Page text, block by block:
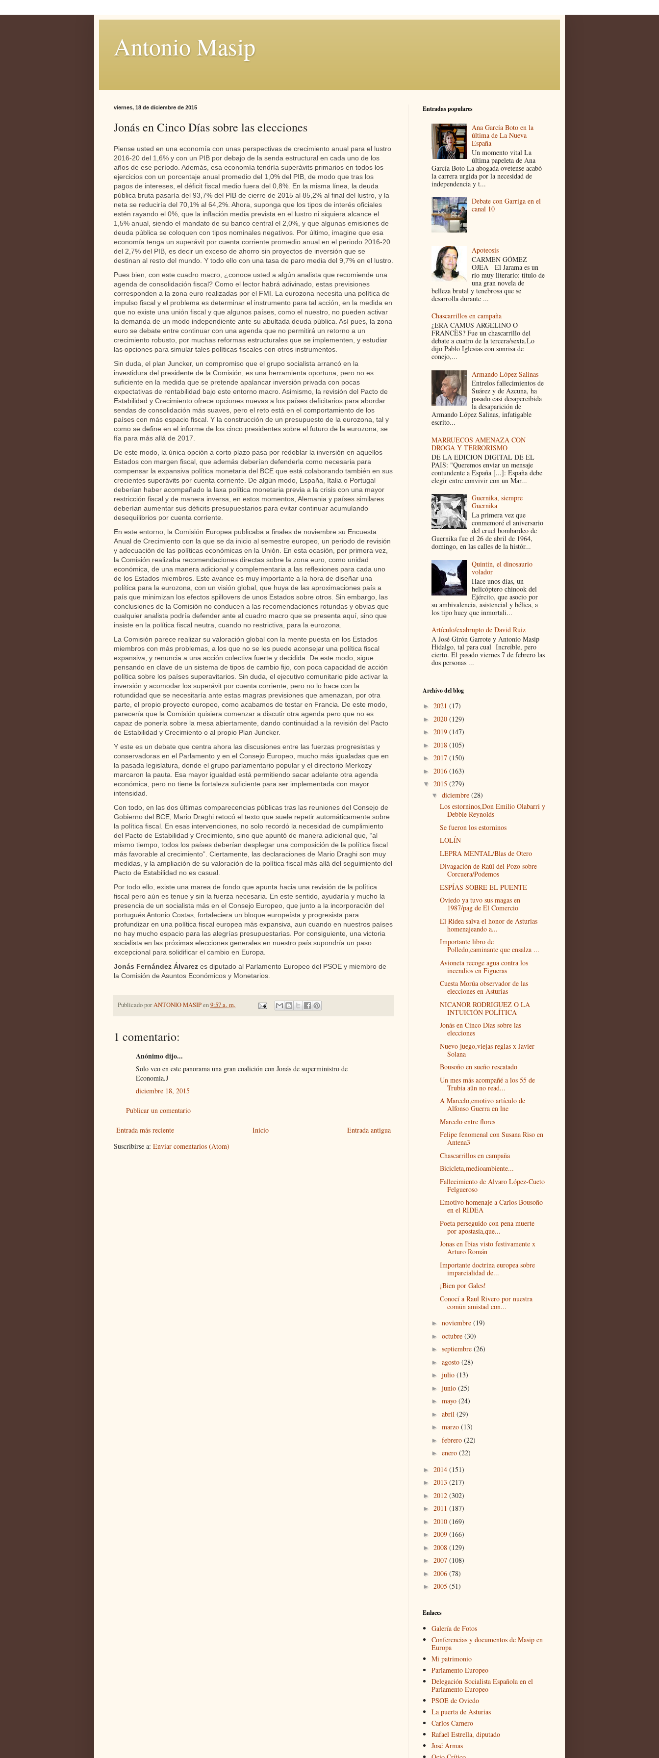
Antonio Masip
viernes, 18 de diciembre de 2015
Jonás en Cinco Días sobre las elecciones
Piense usted en una economía con unas perspectivas de crecimiento anual para el lustro
2016-20 del 1,6% y con un PIB por debajo de la senda estructural en cada uno de los
años de ese período. Además, esa economía tendría superávits primarios en todos los
ejercicios con un porcentaje anual promedio del 1,0% del PIB, de modo que tras los
pagos de intereses, el déficit fiscal medio fuera del 0,8%. En la misma línea, la deuda
pública bruta pasaría del 93,7% del PIB de cierre de 2015 al 85,2% al final del lustro, y la
neta se reduciría del 70,1% al 64,2%. Ahora, suponga que los tipos de interés oficiales
estén rayando el 0%, que la inflación media prevista en el lustro ni siquiera alcance el
1,5% anual, siendo el mandato de su banco central el 2,0%, y que algunas emisiones de
deuda pública se coloquen con tipos nominales negativos. Por último, imagine que esa
economía tenga un superávit por cuenta corriente promedio anual en el periodo 2016-20
del 2,7% del PIB, es decir un exceso de ahorro sin proyectos de inversión que se
destinan al resto del mundo. Y todo ello con una tasa de paro media del 9,7% en el lustro.
Pues bien, con este cuadro macro, ¿conoce usted a algún analista que recomiende una
agenda de consolidación fiscal? Como el lector habrá adivinado, estas previsiones
corresponden a la zona euro realizadas por el FMI. La eurozona necesita una política de
impulso fiscal y el problema es determinar el instrumento para tal acción, en la medida en
que no existe una unión fiscal y que algunos países, como el nuestro, no pueden activar
la demanda de un modo independiente ante su abultada deuda pública. Así pues, la zona
euro se debate entre continuar con una agenda que no permitirá un retorno a un
crecimiento robusto, por muchas reformas estructurales que se implementen, y estudiar
las opciones para simular tales políticas fiscales con otros instrumentos.
Sin duda, el plan Juncker, un compromiso que el grupo socialista arrancó en la
investidura del presidente de la Comisión, es una herramienta oportuna, pero no es
suficiente en la medida que se pretende apalancar inversión privada con pocas
expectativas de rentabilidad bajo este entorno macro. Asimismo, la revisión del Pacto de
Estabilidad y Crecimiento ofrece opciones nuevas a los países deficitarios para abordar
sendas de consolidación más suaves, pero el reto está en el comportamiento de los
países con más espacio fiscal. Y la construcción de un presupuesto de la eurozona, tal y
como se define en el informe de los cinco presidentes sobre el futuro de la eurozona, se
fía para más allá de 2017.
De este modo, la única opción a corto plazo pasa por redoblar la inversión en aquellos
Estados con margen fiscal, que además deberían defenderla como necesaria para
compensar la expansiva política monetaria del BCE que está colaborando también en sus
crecientes superávits por cuenta corriente. De algún modo, España, Italia o Portugal
deberían haber acompañado la laxa política monetaria previa a la crisis con una mayor
restricción fiscal y de manera inversa, en estos momentos, Alemania y países similares
deberían aumentar sus déficits presupuestarios para evitar continuar acumulando
desequilibrios por cuenta corriente.
En este entorno, la Comisión Europea publicaba a finales de noviembre su Encuesta
Anual de Crecimiento con la que se da inicio al semestre europeo, un periodo de revisión
y adecuación de las políticas económicas en la Unión. En esta ocasión, por primera vez,
la Comisión realizaba recomendaciones directas sobre la zona euro, como unidad
económica, de una manera adicional y complementaria a las reflexiones para cada uno
de los Estados miembros. Este avance es muy importante a la hora de diseñar una
política para la eurozona, con un visión global, que huya de las aproximaciones país a
país que minimizan los efectos spillovers de unos Estados sobre otros. Sin embargo, las
conclusiones de la Comisión no conducen a las recomendaciones rotundas y obvias que
cualquier analista podría defender ante al cuadro macro que se presenta aquí, sino que
insiste en la política fiscal neutra, cuando no restrictiva, para la eurozona.
La Comisión parece realizar su valoración global con la mente puesta en los Estados
miembros con más problemas, a los que no se les puede aconsejar una política fiscal
expansiva, y renuncia a una acción colectiva fuerte y decidida. De este modo, sigue
pensando en clave de un sistema de tipos de cambio fijo, con poca capacidad de acción
política sobre los países superavitarios. Sin duda, el ejecutivo comunitario pide activar la
inversión y acomodar los superávit por cuenta corriente, pero no lo hace con la
rotundidad que se necesitaría ante estas magras previsiones que amenazan, por otra
parte, el propio proyecto europeo, como acabamos de testar en Francia. De este modo,
parecería que la Comisión quisiera comenzar a discutir otra agenda pero que no es
capaz de ponerla sobre la mesa abiertamente, dando continuidad a la revisión del Pacto
de Estabilidad y Crecimiento o al propio Plan Juncker.
Y este es un debate que centra ahora las discusiones entre las fuerzas progresistas y
conservadoras en el Parlamento y en el Consejo Europeo, mucho más igualadas que en
la pasada legislatura, donde el grupo parlamentario popular y el directorio Merkozy
marcaron la pauta. Esa mayor igualdad está permitiendo sacar adelante otra agenda
económica, pero no tiene la fortaleza suficiente para ser implementada con mayor
intensidad.
Con todo, en las dos últimas comparecencias públicas tras las reuniones del Consejo de
Gobierno del BCE, Mario Draghi retocó el texto que suele repetir automáticamente sobre
la política fiscal. En esas intervenciones, no solo recordó la necesidad de cumplimiento
del Pacto de Estabilidad y Crecimiento, sino que apuntó de manera adicional que, “al
mismo tiempo, todos los países deberían desplegar una composición de la política fiscal
más favorable al crecimiento”. Ciertamente, las declaraciones de Mario Draghi son muy
medidas, y la ampliación de su valoración de la política fiscal más allá del seguimiento del
Pacto de Estabilidad no es casual.
Por todo ello, existe una marea de fondo que apunta hacia una revisión de la política
fiscal pero aún es tenue y sin la fuerza necesaria. En este sentido, ayudaría y mucho la
presencia de un socialista más en el Consejo Europeo, que junto a la incorporación del
portugués Antonio Costas, fortaleciera un bloque europeísta y progresista para
profundizar en una política fiscal europea más expansiva, aun cuando en nuestros países
no hay mucho espacio para las alegrías presupuestarias. Por consiguiente, una victoria
socialista en las próximas elecciones generales en nuestro país supondría un paso
excepcional para solidificar el cambio en Europa.
Jonás Fernández Álvarez es diputado al Parlamento Europeo del PSOE y miembro de
la Comisión de Asuntos Económicos y Monetarios.
Publicado porANTONIO MASIPen9:57 a. m.
1 comentario:
Anónimo dijo...
Solo veo en este panorama una gran coalición con Jonás de superministro de
Economia.J
diciembre 18, 2015
Publicar un comentario
Entrada más reciente Entrada antigua
Inicio
Suscribirse a: Enviar comentarios (Atom)
Entradas populares
Ana García Boto en la
última de La Nueva
España
Un momento vital La
última papeleta de Ana
García Boto La abogada ovetense acabó
la carrera urgida por la necesidad de
independencia y t...
Debate con Garriga en el
canal 10
Apoteosis
CARMEN GÓMEZ
OJEA El Jarama es un
río muy literario: título de
una gran novela de
belleza brutal y tenebrosa que se
desarrolla durante ...
Chascarrillos en campaña
¿ERA CAMUS ARGELINO O
FRANCÈS? Fue un chascarrillo del
debate a cuatro de la tercera/sexta.Lo
dijo Pablo Iglesias con sonrisa de
conejo,...
Armando López Salinas
Entrelos fallecimientos de
Suárez y de Azcuna, ha
pasado casi desapercibida
la desaparición de
Armando López Salinas, infatigable
escrito...
MARRUECOS AMENAZA CON
DROGA Y TERRORISMO
DE LA EDICIÓN DIGITAL DE EL
PAIS: "Queremos enviar un mensaje
contundente a España [...]: España debe
elegir entre convivir con un Mar...
Guernika, siempre
Guernika
La primera vez que
conmemoré el aniversario
del cruel bombardeo de
Guernika fue el 26 de abril de 1964,
domingo, en las calles de la histór...
Quintín, el dinosaurio
volador
Hace unos días, un
helicóptero chinook del
Ejército, que asocio por
su ambivalencia, asistencial y bélica, a
los tipo huey que inmortali...
Artículo/exabrupto de David Ruiz
A José Girón Garrote y Antonio Masip
Hidalgo, tal para cual Increíble, pero
cierto. El pasado viernes 7 de febrero las
dos personas ...
Archivo del blog
► 2021 (17)
► 2020 (129)
► 2019 (147)
► 2018 (105)
► 2017 (150)
► 2016 (163)
▼ 2015 (279)
▼ diciembre (28)
Los estorninos,Don Emilio Olabarri y
Debbie Reynolds
Se fueron los estorninos
LOLÍN
LEPRA MENTAL/Blas de Otero
Divagación de Raúl del Pozo sobre
Corcuera/Podemos
ESPÍAS SOBRE EL PUENTE
Oviedo ya tuvo sus magas en
1987/pag de El Comercio
El Ridea salva el honor de Asturias
homenajeando a...
Importante libro de
Polledo,caminante que ensalza ...
Avioneta recoge agua contra los
incendios en Figueras
Cuesta Morúa observador de las
elecciones en Asturias
NICANOR RODRIGUEZ O LA
INTUICIÓN POLÍTICA
Jonás en Cinco Días sobre las
elecciones
Nuevo juego,viejas reglas x Javier
Solana
Bousoño en sueño rescatado
Un mes más acompañé a los 55 de
Trubia aün no read...
A Marcelo,emotivo artículo de
Alfonso Guerra en lne
Marcelo entre flores
Felipe fenomenal con Susana Riso en
Antena3
Chascarrillos en campaña
Bicicleta,medioambiente...
Fallecimiento de Alvaro López-Cueto
Felgueroso
Emotivo homenaje a Carlos Bousoño
en el RIDEA
Poeta perseguido con pena muerte
por apostasía,que...
Jonas en Ibias visto festivamente x
Arturo Román
Importante doctrina europea sobre
imparcialidad de...
¡Bien por Gales!
Conocí a Raul Rivero por nuestra
comün amistad con...
► noviembre (19)
► octubre (30)
► septiembre (26)
► agosto (28)
► julio (13)
► junio (25)
► mayo (24)
► abril (29)
► marzo (13)
► febrero (22)
► enero (22)
► 2014 (151)
► 2013 (217)
► 2012 (302)
► 2011 (187)
► 2010 (169)
► 2009 (166)
► 2008 (129)
► 2007 (108)
► 2006 (78)
► 2005 (51)
Enlaces
Galería de Fotos
Conferencias y documentos de Masip en
Europa
Mi patrimonio
Parlamento Europeo
Delegación Socialista Española en el
Parlamento Europeo
PSOE de Oviedo
La puerta de Asturias
Carlos Carnero
Rafael Estrella, diputado
José Armas